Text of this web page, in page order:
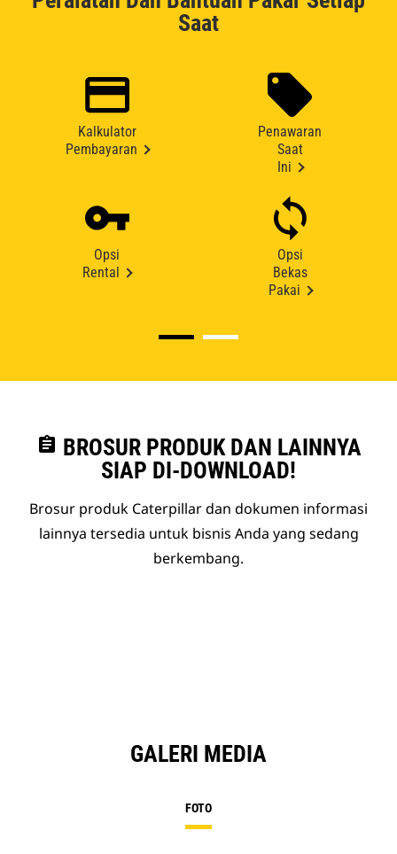
Saat
Kalkulator
Pembayaran
Penawaran
Saat
Ini
Opsi
Rental
Opsi
Bekas
Pakai
assignment BROSUR PRODUK DAN LAINNYA
SIAP DI-DOWNLOAD!
Brosur produk Caterpillar dan dokumen informasi
lainnya tersedia untuk bisnis Anda yang sedang
berkembang.
GALERI MEDIA
FOTO